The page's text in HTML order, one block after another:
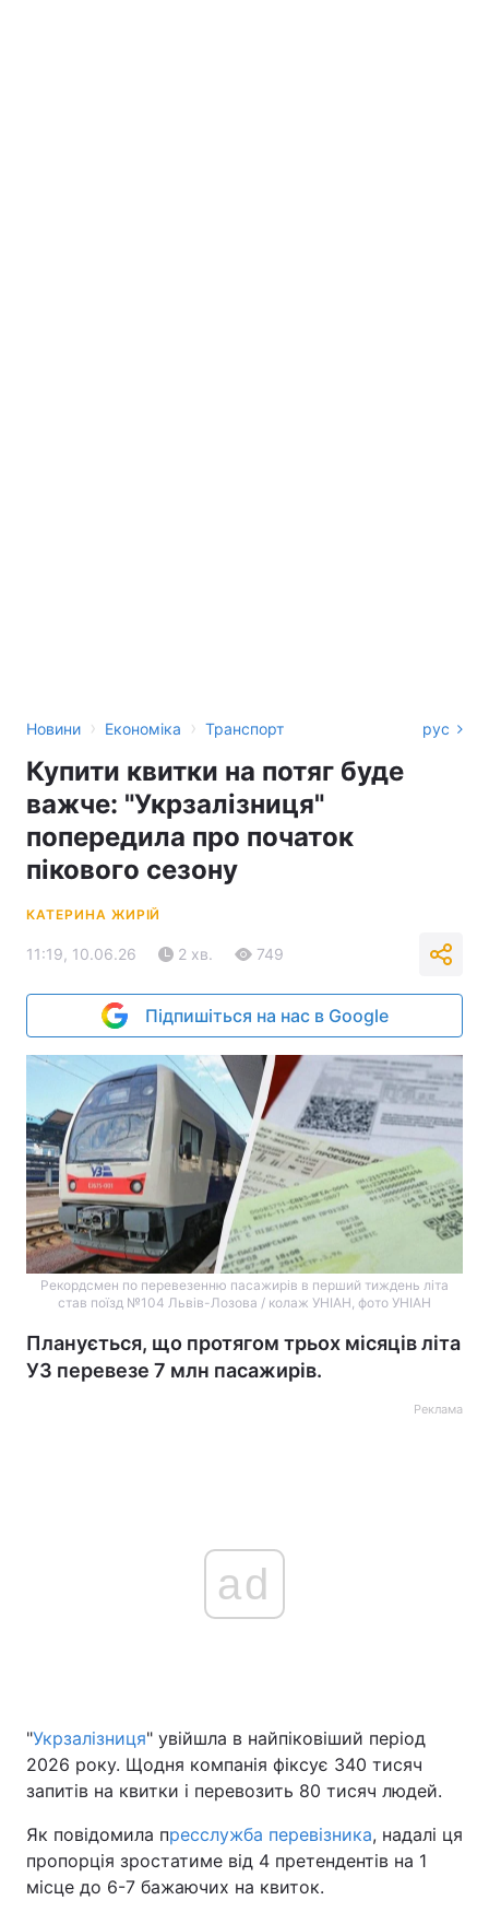
Новини › Економіка › Транспорт рус
Купити квитки на потяг буде
важче: "Укрзалізниця"
попередила про початок
пікового сезону
КАТЕРИНА ЖИРІЙ
11:19, 10.06.26 2 хв. 749
Підпишіться на нас в Google
Рекордсмен по перевезенню пасажирів в перший тиждень літа
став поїзд №104 Львів-Лозова / колаж УНІАН, фото УНІАН
Планується, що протягом трьох місяців літа
УЗ перевезе 7 млн пасажирів.
Реклама
ad
"Укрзалізниця" увійшла в найпіковіший період
2026 року. Щодня компанія фіксує 340 тисяч
запитів на квитки і перевозить 80 тисяч людей.
Як повідомила пресслужба перевізника, надалі ця
пропорція зростатиме від 4 претендентів на 1
місце до 6-7 бажаючих на квиток.